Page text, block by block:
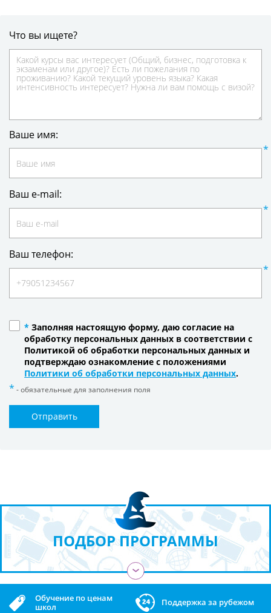
Что вы ищете?
Ваше имя:
Ваш e-mail:
Ваш телефон:
* Заполняя настоящую форму, даю согласие на
обработку персональных данных в соответствии с
Политикой об обработки персональных данных и
подтверждаю ознакомление с положениями
Политики об обработки персональных данных.
- обязательные для заполнения поля
Отправить
ПОДБОР ПРОГРАММЫ
›
Обучение по ценам
школ
Поддержка за рубежом